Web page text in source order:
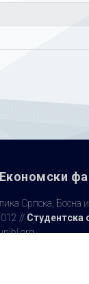
Српска, Босна
// Студентска